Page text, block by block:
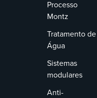
Processo
Montz
Tratamento de
Água
Sistemas
modulares
Anti-